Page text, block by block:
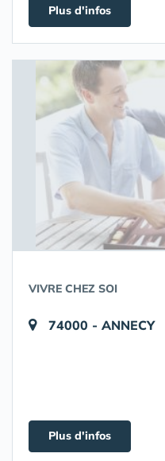
Plus d'infos
VIVRE CHEZ SOI
74000 - ANNECY
Plus d'infos